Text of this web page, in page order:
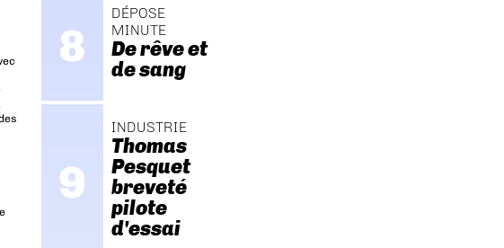
DÉPOSE
MINUTE
De rêve et
de sang
INDUSTRIE
Thomas
Pesquet
breveté
pilote
d'essai